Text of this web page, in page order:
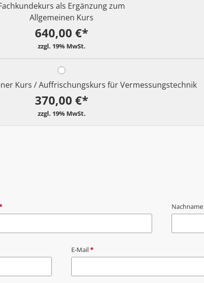
als Ergänzung zum
Allgemeinen Kurs
640,00 €*
Kurs / Auffrischungskurs für Vermessungstechnik
370,00 €*
Nachname
E-Mail*